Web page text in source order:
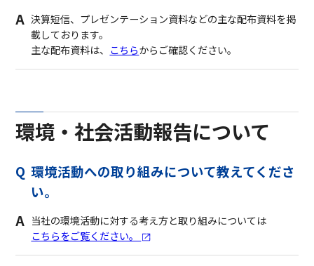
決算短信、プレゼンテーション資料などの主な配布資料を掲
載しております。
主な配布資料は、 こちらからご確認ください。
環境・社会活動報告について
環境活動への取り組みについて教えてくださ
い。
当社の環境活動に対する考え方と取り組みについては
こちらをご覧ください。